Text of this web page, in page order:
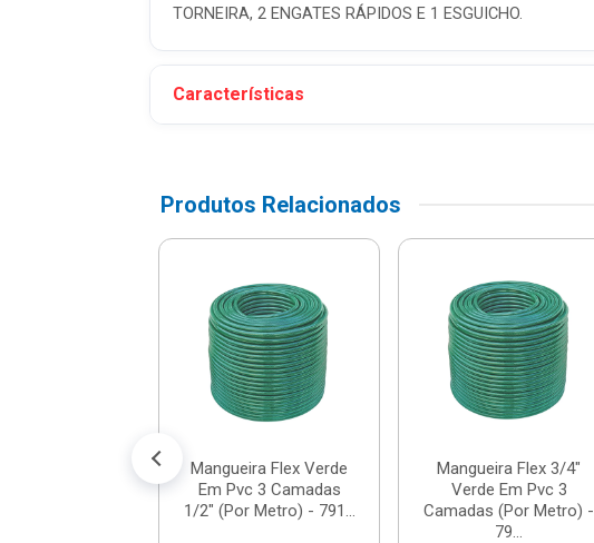
TORNEIRA, 2 ENGATES RÁPIDOS E 1 ESGUICHO.
Características
Produtos Relacionados
Mangueira Flex Verde
Em Pvc 3 Camadas
1/2" (Por Metro) - 791...
Mangueira Flex 3/4"
Verde Em Pvc 3
Camadas (Por Metro) -
79...